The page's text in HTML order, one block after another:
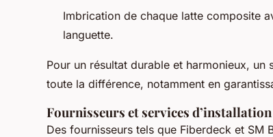
Imbrication de chaque latte composite
languette.
Pour un résultat durable et harmonieux, un
toute la différence, notamment en
Fournisseurs et services
Des fournisseurs tels que Fiberdeck et SM